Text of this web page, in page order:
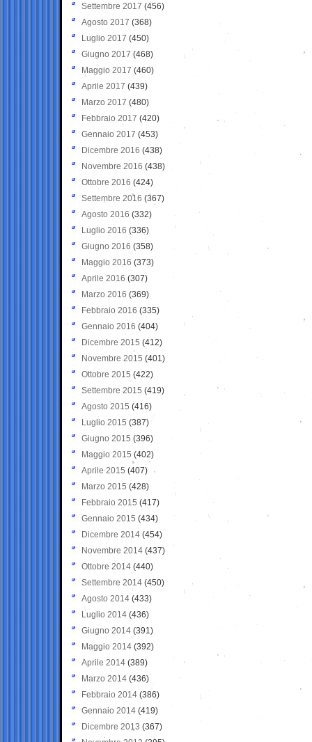
Settembre 2017 (456)
Agosto 2017 (368)
Luglio 2017 (450)
Giugno 2017 (468)
Maggio 2017 (460)
Aprile 2017 (439)
Marzo 2017 (480)
Febbraio 2017 (420)
Gennaio 2017 (453)
Dicembre 2016 (438)
Novembre 2016 (438)
Ottobre 2016 (424)
Settembre 2016 (367)
Agosto 2016 (332)
Luglio 2016 (336)
Giugno 2016 (358)
Maggio 2016 (373)
Aprile 2016 (307)
Marzo 2016 (369)
Febbraio 2016 (335)
Gennaio 2016 (404)
Dicembre 2015 (412)
Novembre 2015 (401)
Ottobre 2015 (422)
Settembre 2015 (419)
Agosto 2015 (416)
Luglio 2015 (387)
Giugno 2015 (396)
Maggio 2015 (402)
Aprile 2015 (407)
Marzo 2015 (428)
Febbraio 2015 (417)
Gennaio 2015 (434)
Dicembre 2014 (454)
Novembre 2014 (437)
Ottobre 2014 (440)
Settembre 2014 (450)
Agosto 2014 (433)
Luglio 2014 (436)
Giugno 2014 (391)
Maggio 2014 (392)
Aprile 2014 (389)
Marzo 2014 (436)
Febbraio 2014 (386)
Gennaio 2014 (419)
Dicembre 2013 (367)